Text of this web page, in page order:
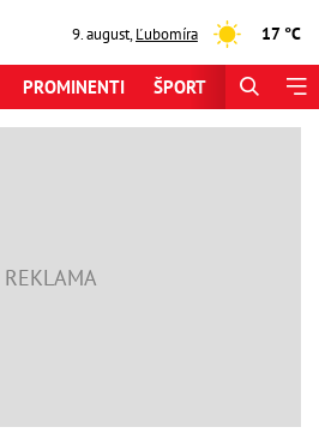
9. august,Ľubomíra 17 °C
PROMINENTI ŠPORT